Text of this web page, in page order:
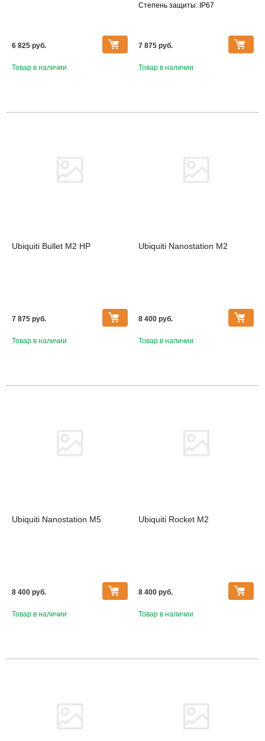
6 825 pуб.
Товар в наличии
Степень защиты: IP67
7 875 pуб.
Товар в наличии
Ubiquiti Bullet M2 HP
7 875 pуб.
Товар в наличии
Ubiquiti Nanostation M2
8 400 pуб.
Товар в наличии
Ubiquiti Nanostation M5
8 400 pуб.
Товар в наличии
Ubiquiti Rocket M2
8 400 pуб.
Товар в наличии